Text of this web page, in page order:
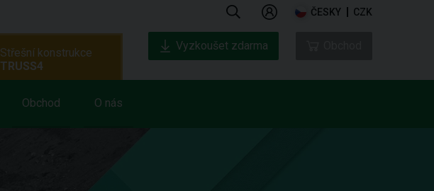
ČESKY CZK
Obchod O nás
Střešní konstrukce
TRUSS4
Vyzkoušet zdarma